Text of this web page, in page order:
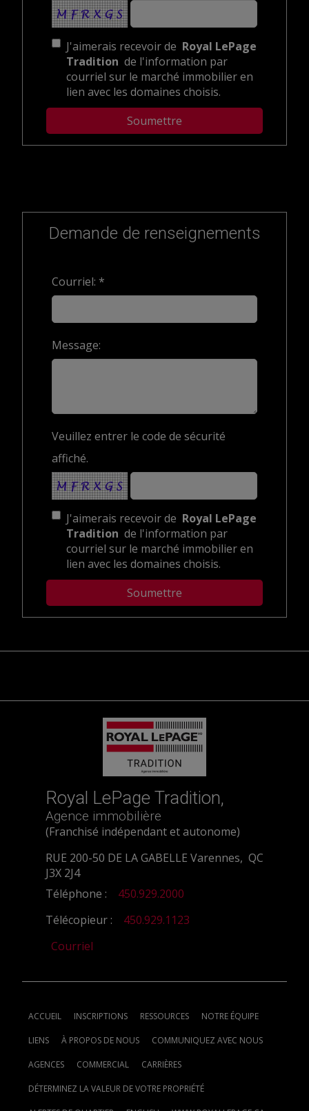
J'aimerais recevoir de Royal LePage
Tradition de l'information par
courriel sur le marché immobilier en
lien avec les domaines choisis.
Demande de renseignements
Courriel: *
Message:
Veuillez entrer le code de sécurité
affiché.
J'aimerais recevoir de Royal LePage
Tradition de l'information par
courriel sur le marché immobilier en
lien avec les domaines choisis.
Royal LePage Tradition,
Agence immobilière
(Franchisé indépendant et autonome)
RUE 200-50 DE LA GABELLE Varennes, QC
J3X 2J4
Téléphone :
450.929.2000
Télécopieur :
450.929.1123
Courriel
ACCUEIL INSCRIPTIONS RESSOURCES NOTRE ÉQUIPE
LIENS À PROPOS DE NOUS COMMUNIQUEZ AVEC NOUS
AGENCES COMMERCIAL CARRIÈRES
DÉTERMINEZ LA VALEUR DE VOTRE PROPRIÉTÉ